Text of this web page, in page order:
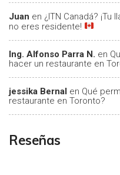
Juan en ¿ITN Canadá?
no eres residente!
Ing. Alfonso Parra N. en
hacer un restaurante en
jessika Bernal en Qué
restaurante en Toronto?
Reseñas